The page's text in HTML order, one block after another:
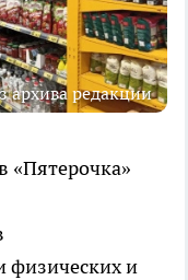
архива редакции
«Пятерочка»
физических и